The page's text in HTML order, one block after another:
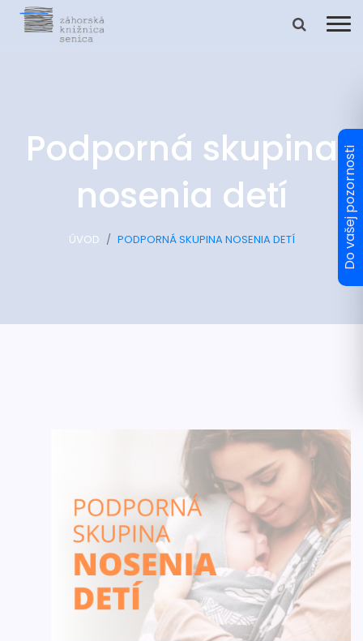
Podporná skupina
nosenia detí
ÚVOD PODPORNÁ SKUPINA NOSENIA DETÍ